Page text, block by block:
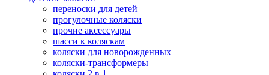
переноски для детей
прогулочные коляски
прочие аксессуары
шасси к коляскам
коляски для новорожденных
коляски-трансформеры